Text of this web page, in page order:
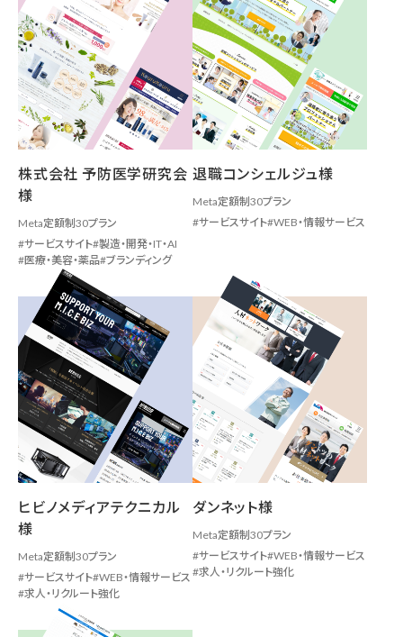
株式会社 予防医学研究会
様
Meta定額制30プラン
サービスサイト 製造・開発・IT・AI
医療・美容・薬品 ブランディング
退職コンシェルジュ様
Meta定額制30プラン
サービスサイト WEB・情報サービス
ヒビノメディアテクニカル
様
Meta定額制30プラン
サービスサイト WEB・情報サービス
求人・リクルート強化
ダンネット様
Meta定額制30プラン
サービスサイト WEB・情報サービス
求人・リクルート強化